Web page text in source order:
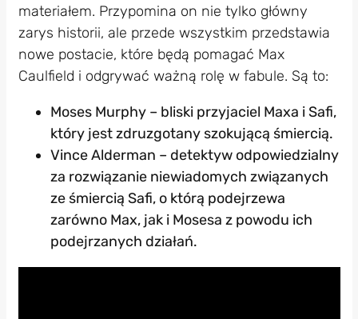
materiałem. Przypomina on nie tylko główny
zarys historii, ale przede wszystkim przedstawia
nowe postacie, które będą pomagać Max
Caulfield i odgrywać ważną rolę w fabule. Są to:
Moses Murphy – bliski przyjaciel Maxa i Safi,
który jest zdruzgotany szokującą śmiercią.
Vince Alderman – detektyw odpowiedzialny
za rozwiązanie niewiadomych związanych
ze śmiercią Safi, o którą podejrzewa
zarówno Max, jak i Mosesa z powodu ich
podejrzanych działań.